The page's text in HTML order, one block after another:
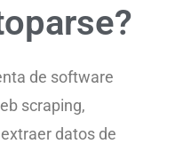
de software
scraping,
datos de